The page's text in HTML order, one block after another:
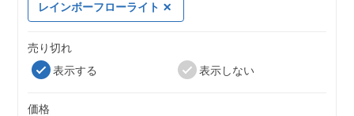
レインボーフローライト
売り切れ
表示する
表示しない
価格